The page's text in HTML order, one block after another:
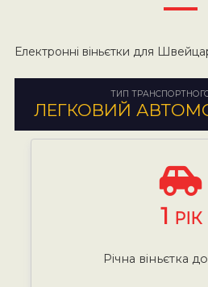
Електронні віньєтки для
ТИП
ЛЕГКОВИЙ
1 РІК
Річна віньєтка